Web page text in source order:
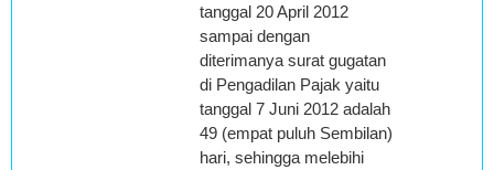
tanggal 20 April 2012
sampai dengan
diterimanya surat gugatan
di Pengadilan Pajak yaitu
tanggal 7 Juni 2012 adalah
49 (empat puluh Sembilan)
hari, sehingga melebihi